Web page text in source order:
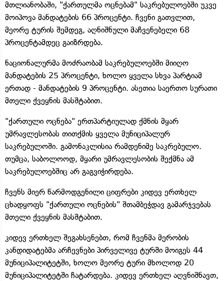
მთლიანობაში, "ქართულმა ოცნებამ" საკრებულოებში უკვე
მოიპოვა მანდატების 66 პროცენტი. ჩვენი გათვლით,
მეორე ტურის შემდეგ, აღნიშნული მაჩვენებელი 68
პროცენტამდეც გაიზრდება.
ნაციონალურმა მოძრაობამ საკრებულოებში მიიღო
მანდატების 25 პროცენტი, ხოლო ყველა სხვა პარტიამ
ერთად - მანდატების 9 პროცენტი. ასეთია საერთო სურათი
მთელი ქვეყნის მასშტაბით.
"ქართული ოცნება" ერთპარტიულად ქმნის მყარ
უმრავლესობას თითქმის ყველა მუნიციპალურ
საკრებულოში. გამონაკლისია რამდენიმე საკრებულო.
თუმცა, საბოლოოდ, მყარი უმრავლესობის შექმნა ამ
საკრებულოებშიც არ გაგვიჭირდება.
ჩვენს მიერ წარმოდგენილი ციფრები კიდევ ერთხელ
ცხადყოფს "ქართული ოცნების" შთამბეჭდავ გამარჯვებას
მთელი ქვეყნის მასშტაბით.
კიდევ ერთხელ შეგახსენებთ, რომ ჩვენმა მერობის
კანდიდატებმა არჩევნები პირველივე ტურში მოიგეს 44
მუნიციპალიტეტში, ხოლო მეორე ტური მხოლოდ 20
მუნიციპალიტეტში ჩატარდება. კიდევ ერთხელ აღვნიშნავთ,